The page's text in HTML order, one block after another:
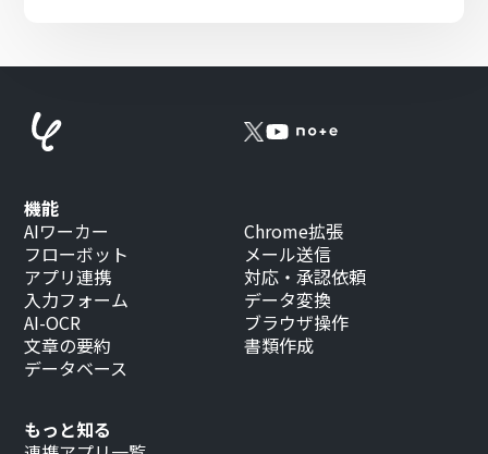
もっと知る
機能
AIワーカー
フローボット
アプリ連携
入力フォーム
AI-OCR
文章の要約
データベース
Chrome拡張
メール送信
対応・承認依頼
データ変換
ブラウザ操作
書類作成